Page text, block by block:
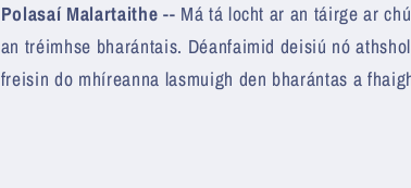
Polasaí Malartaithe -- Má tá locht ar an táirge ar
an tréimhse bharántais. Déanfaimid deisiú nó
freisin do mhíreanna lasmuigh den bharántas a